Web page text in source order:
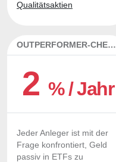
Qualitätsaktien
OUTPERFORMER-CHECK
2 % / Jahr
Jeder Anleger ist mit der
Frage konfrontiert, Geld
passiv in ETFs zu